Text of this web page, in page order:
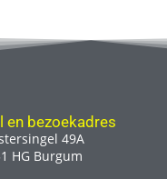
en bezoekadres
49A
HG Burgum